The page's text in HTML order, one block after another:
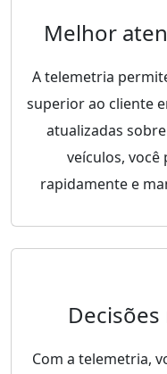
Melhor
A telemetria
superior ao cliente
atualizadas
veículos,
rapidamente e
Com a telemetria,